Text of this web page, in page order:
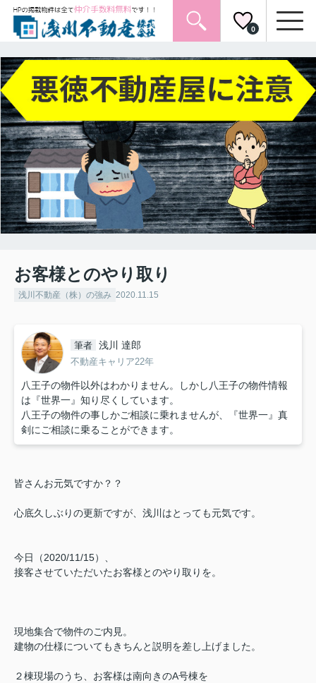
0
お客様とのやり取り
浅川不動産（株）の強み 2020.11.15
筆者 浅川 達郎
不動産キャリア22年
八王子の物件以外はわかりません。しかし八王子の物件情報
は『世界一』知り尽くしています。
八王子の物件の事しかご相談に乗れませんが、『世界一』真
剣にご相談に乗ることができます。
皆さんお元気ですか？？
心底久しぶりの更新ですが、浅川はとっても元気です。
今日（2020/11/15）、
接客させていただいたお客様とのやり取りを。
現地集合で物件のご内見。
建物の仕様についてもきちんと説明を差し上げました。
２棟現場のうち、お客様は南向きのA号棟を